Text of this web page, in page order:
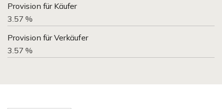
Provision für Käufer
3.57 %
Provision für Verkäufer
3.57 %